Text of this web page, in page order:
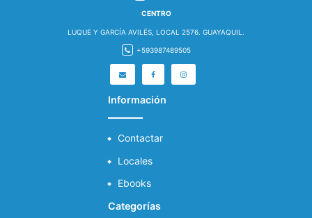
CENTRO
LUQUE Y GARCÍA AVILÉS, LOCAL 2576. GUAYAQUIL.
+593987489505
Información
Contactar
Locales
Ebooks
Categorías